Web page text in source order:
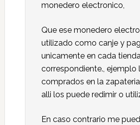
monedero electronico,
Que ese monedero
utilizado como canje y
unicamente en cada
correspondiente., ejemplo
comprados en la
alli los puede redimir o
En caso contrario me